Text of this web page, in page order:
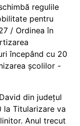
regulile
pentru
/ Ordinea în
începând cu 20
școlilor -
din județul
la Titularizare va
Anul trecut